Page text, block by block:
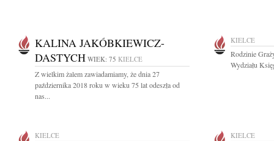
KALINA JAKÓBKIEWICZ-
DASTYCH WIEK: 75 KIELCE
Z wielkim żalem zawiadamiamy, że dnia 27
października 2018 roku w wieku 75 lat odeszła od
nas...
KIELCE
Rodzinie
Wydziału
KIELCE KIELCE